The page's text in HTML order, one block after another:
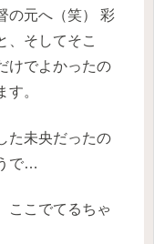
元へ（笑）
彩
、そしてそこ
けでよかったの
。
た未央だったの
で…
ここでてるちゃ